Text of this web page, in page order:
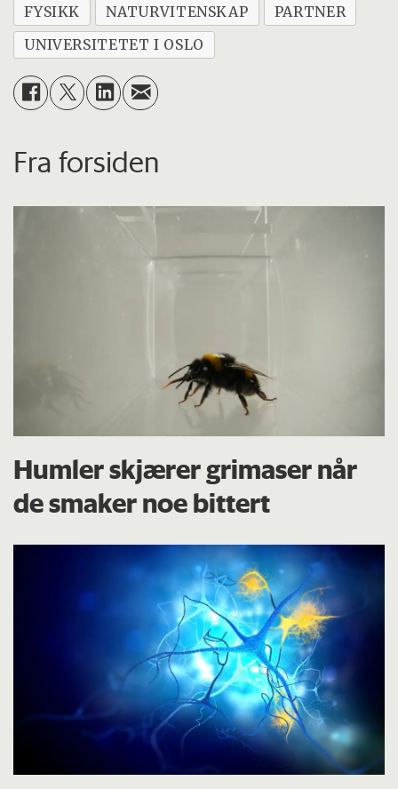
FYSIKK NATURVITENSKAP
PARTNER
UNIVERSITETET I OSLO
Fra forsiden
Humler skjærer grimaser når
de smaker noe bittert